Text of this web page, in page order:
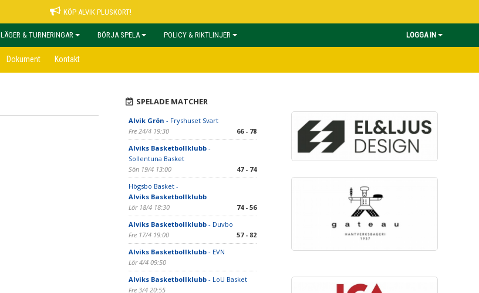
KÖP ALVIK PLUSKORT!
LÄGER & TURNERINGAR BÖRJA SPELA POLICY & RIKTLINJER LOGGA IN
Dokument Kontakt
SPELADE MATCHER
Alvik Grön - Fryshuset Svart
Fre 24/4 19:30
66 - 78
Alviks Basketbollklubb-
Sollentuna Basket
Sön 19/4 13:00
47 - 74
Högsbo Basket -
Alviks Basketbollklubb
Lör 18/4 18:30
74 - 56
Alviks Basketbollklubb- Duvbo
Fre 17/4 19:00
57 - 82
Alviks Basketbollklubb- EVN
Lör 4/4 09:50
Alviks Basketbollklubb- LoU Basket
Fre 3/4 20:55